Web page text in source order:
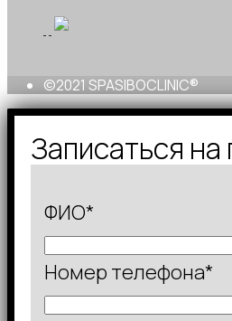
©2021 SPASIBOCLINIC®
Записаться на
ФИО*
Номер телефона*